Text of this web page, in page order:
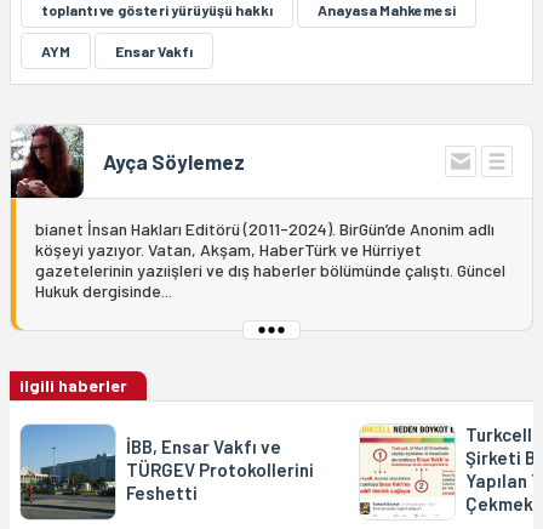
toplantı ve gösteri yürüyüşü hakkı Anayasa Mahkemesi
AYM Ensar Vakfı
Ayça Söylemez
bianet İnsan Hakları Editörü (2011-2024). BirGün’de Anonim adlı
köşeyi yazıyor. Vatan, Akşam, HaberTürk ve Hürriyet
gazetelerinin yazıişleri ve dış haberler bölümünde çalıştı. Güncel
Hukuk dergisinde...
ilgili haberler
İBB, Ensar Vakfı ve
TÜRGEV Protokollerini
Feshetti
Şirketi
Yapılan
Çekmek”